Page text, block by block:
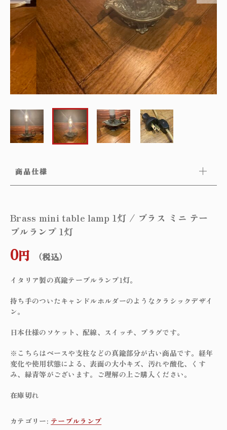
商品仕様
Brass mini table lamp 1灯 / ブラス ミニ テー
ブルランプ 1灯
0円 （税込）
イタリア製の真鍮テーブルランプ1灯。
持ち手のついたキャンドルホルダーのようなクラシックデザイ
ン。
日本仕様のソケット、配線、スイッチ、プラグです。
※こちらはベースや支柱などの真鍮部分が古い商品です。経年
変化や使用状態による、表面の大小キズ、汚れや酸化、くす
み、緑青等がございます。ご理解の上ご購入ください。
在庫切れ
カテゴリー: テーブルランプ
ショッピングガイド
お知らせ
ブログ
お問い合わせ
アンティーク小物/家具
パーツ
サブスクリプション
並び順